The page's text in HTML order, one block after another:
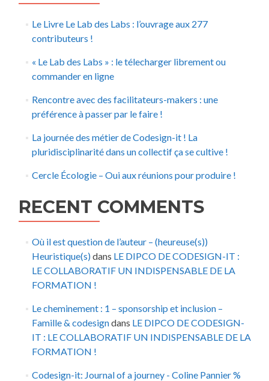
Le Livre Le Lab des Labs : l’ouvrage aux 277
contributeurs !
« Le Lab des Labs » : le télecharger librement ou
commander en ligne
Rencontre avec des facilitateurs-makers : une
préférence à passer par le faire !
La journée des métier de Codesign-it ! La
pluridisciplinarité dans un collectif ça se cultive !
Cercle Écologie – Oui aux réunions pour produire !
RECENT COMMENTS
Où il est question de l’auteur – (heureuse(s))
Heuristique(s)dans LE DIPCO DE CODESIGN-IT :
LE COLLABORATIF UN INDISPENSABLE DE LA
FORMATION !
Le cheminement : 1 – sponsorship et inclusion –
Famille & codesigndans LE DIPCO DE CODESIGN-
IT : LE COLLABORATIF UN INDISPENSABLE DE LA
FORMATION !
Codesign-it: Journal of a journey - Coline Pannier %